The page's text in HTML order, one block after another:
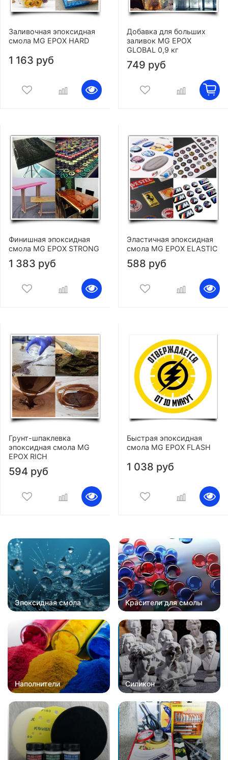
Заливочная эпоксидная
смола MG EPOX HARD
1 163 руб
Добавка для больших
заливок MG EPOX
GLOBAL 0,9 кг
749 руб
Финишная эпоксидная
смола MG EPOX STRONG
1 383 руб
Эластичная эпоксидная
смола MG EPOX ELASTIC
588 руб
Грунт-шпаклевка
эпоксидная смола MG
EPOX RICH
594 руб
Быстрая эпоксидная
смола MG EPOX FLASH
1 038 руб
Эпоксидная смола Красители для смолы
Наполнители Силикон